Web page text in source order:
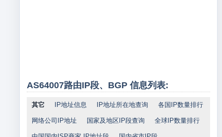
AS64007路由IP段、BGP 信息列表:
其它 IP地址信息 IP地址所在地查询 各国IP数量排行
网络公司IP地址 国家及地区IP段查询 全球IP数量排行